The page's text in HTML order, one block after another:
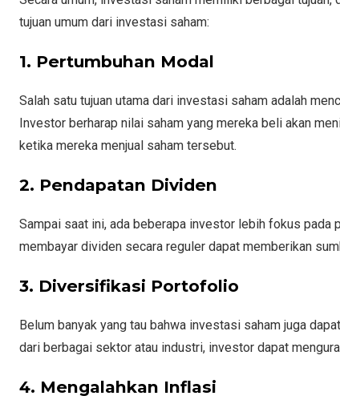
tujuan umum dari investasi saham:
1. Pertumbuhan Modal
Salah satu tujuan utama dari investasi saham adalah
Investor berharap nilai saham yang mereka beli akan
ketika mereka menjual saham tersebut.
2. Pendapatan Dividen
Sampai saat ini, ada beberapa investor lebih fokus pada
membayar dividen secara reguler dapat memberikan
3. Diversifikasi Portofolio
Belum banyak yang tau bahwa investasi saham juga
dari berbagai sektor atau industri, investor dapat
4. Mengalahkan Inflasi